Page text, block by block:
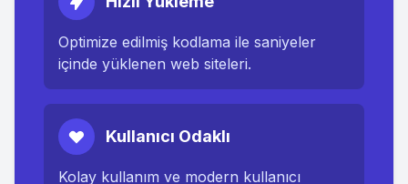
Optimize edilmiş kodlama ile saniyeler
içinde yüklenen web siteleri.
Kullanıcı Odaklı
Kolay kullanım ve modern kullanıcı